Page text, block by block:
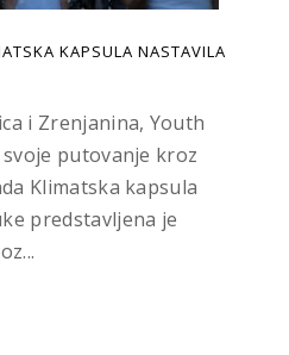
KAPSULA NASTAVILA
i Zrenjanina, Youth
putovanje kroz
Klimatska kapsula
predstavljena je